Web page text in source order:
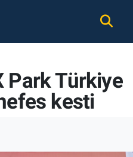
Park Türkiye
kesti